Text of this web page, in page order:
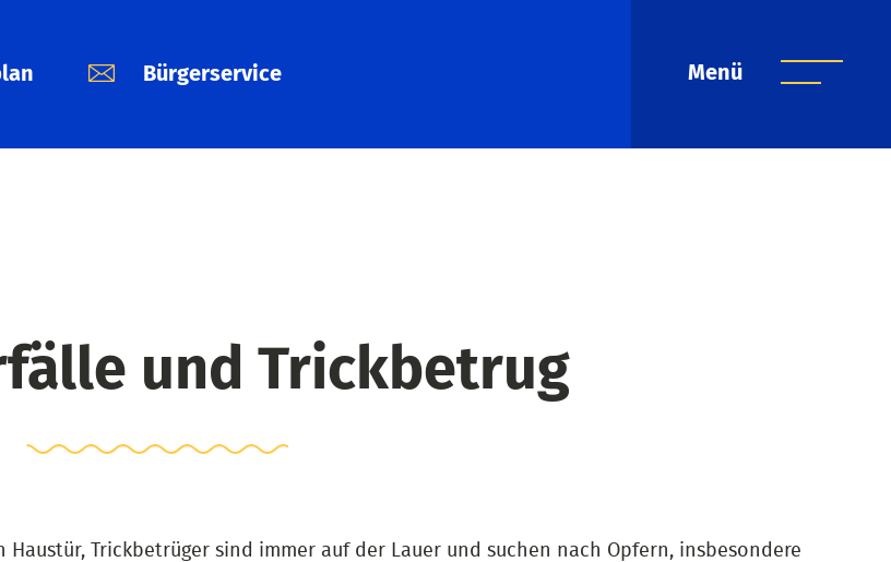
Bürgerservice Menü
und Trickbetrug
Trickbetrüger sind immer auf der Lauer und suchen nach Opfern, insbesondere